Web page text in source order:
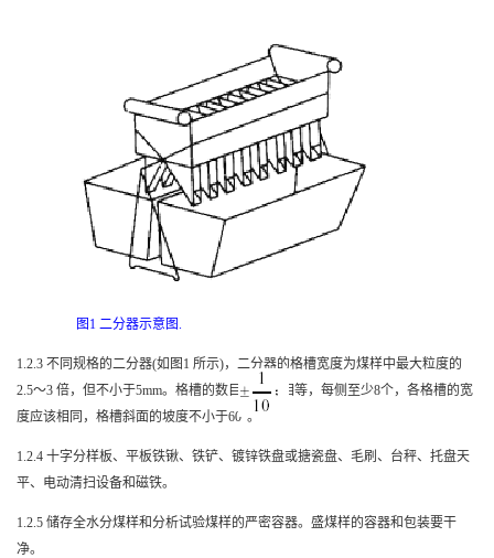
图 1 二分器示意图 .
1.2.3 不同规格的二分器(如图 1 所示)，二分器的格槽宽度为煤样中最大粒度的
2.5～3 倍，但不小于5mm。格槽的数目两侧应相等，每侧至少8个，各格槽的宽
度应该相同，格槽斜面的坡度不小于60 °。
1.2.4 十字分样板、平板铁锹、铁铲、镀锌铁盘或搪瓷盘、毛刷、台秤、托盘天
平、电动清扫设备和磁铁。
1.2.5 储存全水分煤样和分析试验煤样的严密容器。盛煤样的容器和包装要干
净。